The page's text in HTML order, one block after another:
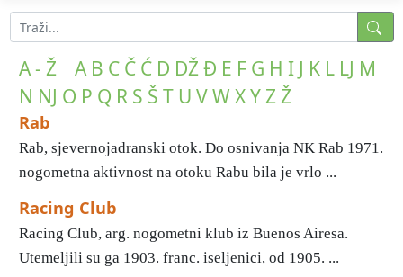
A - Ž A B C Č Ć D DŽĐ E F G H I J K L LJ M
N NJ O P Q R S Š T U VW XYZŽ
Rab
Rab, sjevernojadranski otok. Do osnivanja NK Rab 1971.
nogometna aktivnost na otoku Rabu bila je vrlo ...
Racing Club
Racing Club, arg. nogometni klub iz Buenos Airesa.
Utemeljili su ga 1903. franc. iseljenici, od 1905. ...